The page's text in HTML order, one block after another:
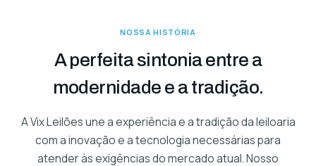
NOSSA HISTÓRIA
A perfeita sintonia entre a
modernidade e a tradição.
A Vix Leilões une a experiência e a tradição da leiloaria
com a inovação e a tecnologia necessárias para
atender às exigências do mercado atual. Nosso